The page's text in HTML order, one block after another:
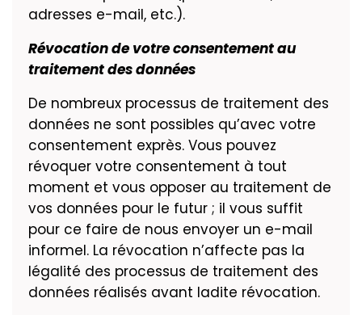
adresses e-mail, etc.).
Révocation de votre consentement au
traitement des données
De nombreux processus de traitement des
données ne sont possibles qu’avec votre
consentement exprès. Vous pouvez
révoquer votre consentement à tout
moment et vous opposer au traitement de
vos données pour le futur ; il vous suffit
pour ce faire de nous envoyer un e-mail
informel. La révocation n’affecte pas la
légalité des processus de traitement des
données réalisés avant ladite révocation.